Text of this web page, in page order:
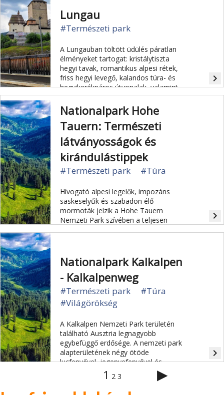
Lungau
#Természeti park
A Lungauban töltött üdülés páratlan
élményeket tartogat: kristálytiszta
hegyi tavak, romantikus alpesi rétek,
friss hegyi levegő, kalandos túra- és
hegyikerékpáros útvonalak, valamint
hangulatos alpesi kunyhók várják az
üdülővendégeket. Lungau magaslati
levegője igazoltan enyhíti a légúti
panaszokat.
navigate_next
Nationalpark Hohe
Tauern: Természeti
látványosságok és
kirándulástippek
#Természeti park #Túra
Hívogató alpesi legelők, impozáns
saskeselyűk és szabadon élő
mormoták jelzik a Hohe Tauern
Nemzeti Park szívében a teljesen
navigate_next
Nationalpark Kalkalpen
- Kalkalpenweg
#Természeti park
#Túra
#Világörökség
A Kalkalpen Nemzeti Park területén
található Ausztria legnagyobb
egybefüggő erdősége. A nemzeti park
alapterületének négy ötöde
lucfenyővel, jegenyefenyővel és
bükkfákkal borított.
navigate_next
1 2 3 ▶